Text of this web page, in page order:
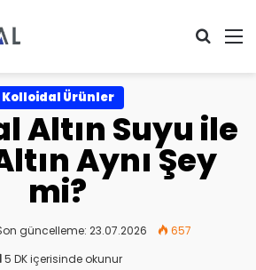
Kolloidal Ürünler
Altın Suyu ile
Aynı Şey
mi?
güncelleme: 23.07.2026
657
5 DK içerisinde okunur